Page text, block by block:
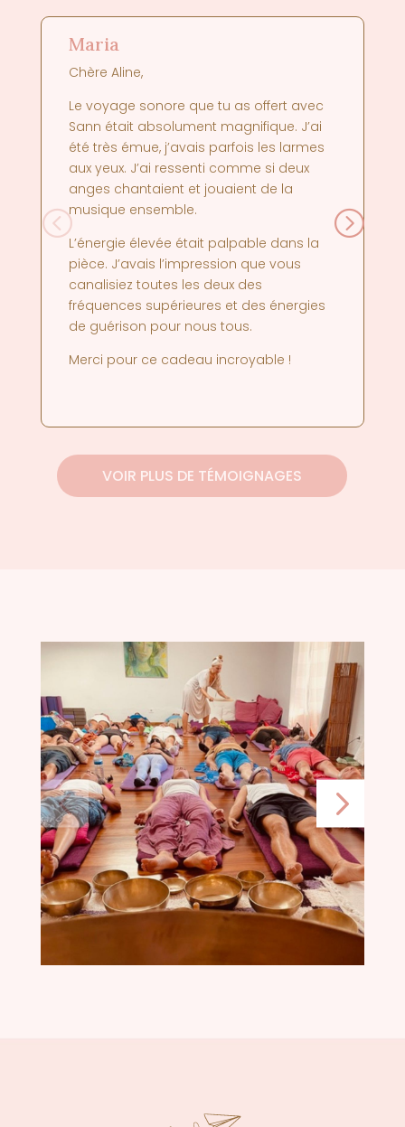
Maria
Chère Aline,
Le voyage sonore que tu as offert avec
Sann était absolument magnifique. J’ai
été très émue, j’avais parfois les larmes
aux yeux. J’ai ressenti comme si deux
anges chantaient et jouaient de la
musique ensemble.
L’énergie élevée était palpable dans la
pièce. J’avais l’impression que vous
canalisiez toutes les deux des
fréquences supérieures et des énergies
de guérison pour nous tous.
Merci pour ce cadeau incroyable !
VOIR PLUS DE TÉMOIGNAGES